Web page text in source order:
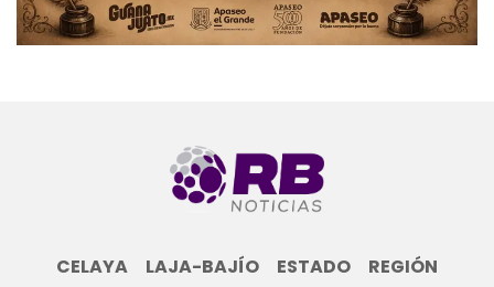
CELAYA LAJA-BAJÍO ESTADO
REGIÓN